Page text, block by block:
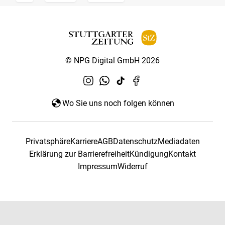
© NPG Digital GmbH 2026
Wo Sie uns noch folgen können
PrivatsphäreKarriereAGBDatenschutzMediadaten
Erklärung zur BarrierefreiheitKündigungKontakt
ImpressumWiderruf